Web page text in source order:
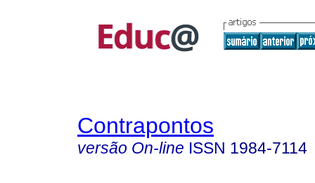
Contrapontos
versão On-line ISSN 1984-7114